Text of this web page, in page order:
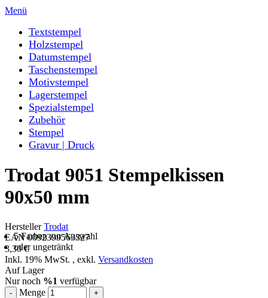
Menü
Textstempel
Holzstempel
Datumstempel
Taschenstempel
Motivstempel
Lagerstempel
Spezialstempel
Zubehör
Stempel
Gravur | Druck
Trodat 9051 Stempelkissen
90x50 mm
HerstellerTrodat
EAN 0092399563327
5 Farben zur Auswahl
oder ungetränkt
3,30 €
Inkl. 19% MwSt. , exkl. Versandkosten
Auf Lager
Nur noch %1 verfügbar
- Menge +